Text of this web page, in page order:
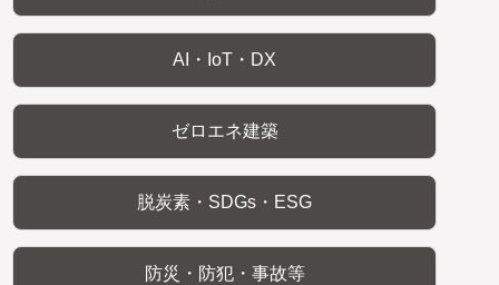
AI・IoT・DX
ゼロエネ建築
脱炭素・SDGs・ESG
防災・防犯・事故等